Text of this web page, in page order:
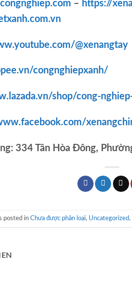
– https://
@xenangtay
congnghiepxanh/
shop/cong-
334 Tân Hòa Đông,
posted in Chưa được phân loại, Uncategorized,